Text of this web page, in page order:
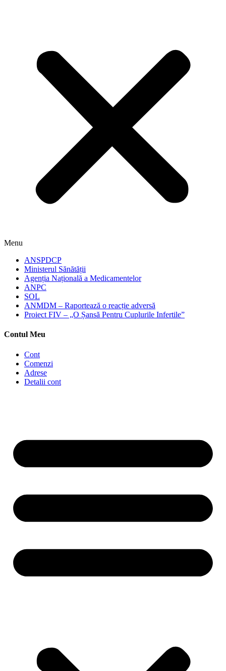
Menu
ANSPDCP
Ministerul Sănătății
Agenția Națională a Medicamentelor
ANPC
SOL
ANMDM – Raportează o reacție adversă
Proiect FIV – „O Șansă Pentru Cuplurile Infertile”
Contul Meu
Cont
Comenzi
Adrese
Detalii cont